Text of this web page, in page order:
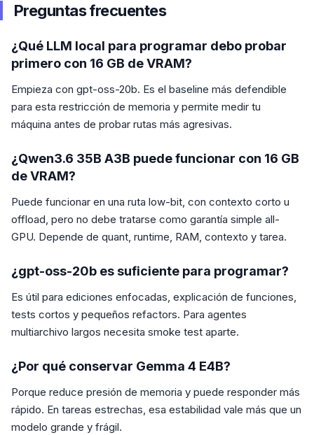
Preguntas frecuentes
¿Qué LLM local para programar debo probar
primero con 16 GB de VRAM?
Empieza con gpt-oss-20b. Es el baseline más defendible
para esta restricción de memoria y permite medir tu
máquina antes de probar rutas más agresivas.
¿Qwen3.6 35B A3B puede funcionar con 16 GB
de VRAM?
Puede funcionar en una ruta low-bit, con contexto corto u
offload, pero no debe tratarse como garantía simple all-
GPU. Depende de quant, runtime, RAM, contexto y tarea.
¿gpt-oss-20b es suficiente para programar?
Es útil para ediciones enfocadas, explicación de funciones,
tests cortos y pequeños refactors. Para agentes
multiarchivo largos necesita smoke test aparte.
¿Por qué conservar Gemma 4 E4B?
Porque reduce presión de memoria y puede responder más
rápido. En tareas estrechas, esa estabilidad vale más que un
modelo grande y frágil.